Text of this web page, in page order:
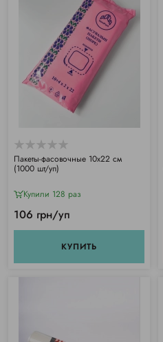
Пакеты-фасовочные 10х22 см
(1000 шт/уп)
Купили 128 раз
106 грн/уп
КУПИТЬ